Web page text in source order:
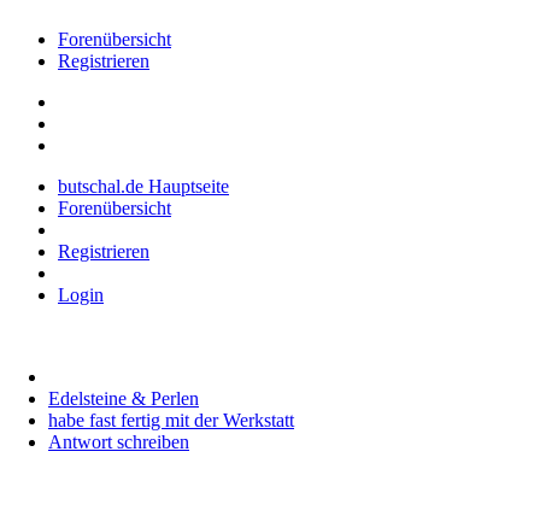
Forenübersicht
Registrieren
butschal.de Hauptseite
Forenübersicht
Registrieren
Login
Edelsteine & Perlen
habe fast fertig mit der Werkstatt
Antwort schreiben